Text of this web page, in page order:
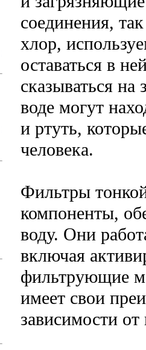
соединения,
хлор,
оставаться в
сказываться
воде могут
и ртуть,
человека.
Фильтры
компоненты,
воду. Они
включая
фильтрующие
имеет свои
зависимости